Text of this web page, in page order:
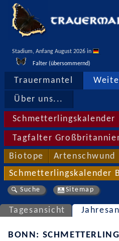
Stadium, Anfang August 2026 in
Falter (übersommernd)
Trauermantel
Über uns...
Schmetterlingskalender
Tagfalter
Biotope Artenschwund
Schmetterlingskalender
Suche Sitemap
Tagesansicht
BONN: